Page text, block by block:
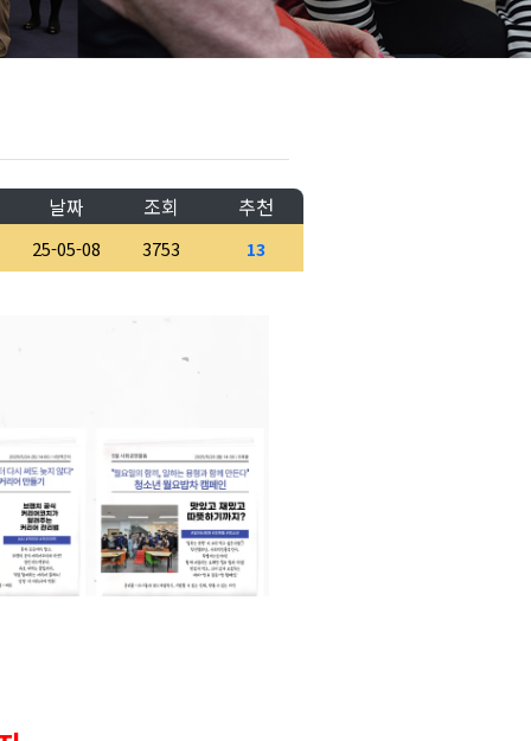
날짜 조회 추천
25-05-08 3753 13